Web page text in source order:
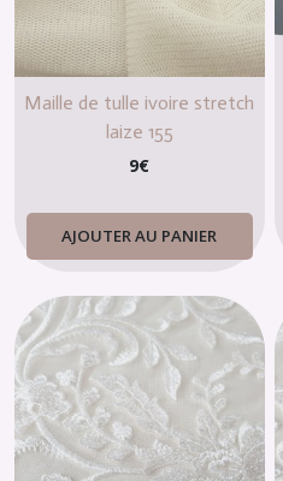
Maille de tulle ivoire stretch
laize 155
9€
AJOUTER AU PANIER